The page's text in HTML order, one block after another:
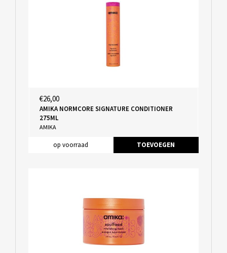
€26,00
AMIKA NORMCORE SIGNATURE CONDITIONER
275ML
AMIKA
op voorraad TOEVOEGEN